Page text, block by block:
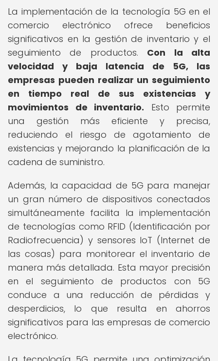
La implementación de la tecnología 5G en el
comercio electrónico ofrece beneficios
significativos en la gestión de inventario y el
seguimiento de productos. Con la alta
velocidad y baja latencia de 5G, las
empresas pueden realizar un seguimiento
en tiempo real de sus existencias y
movimientos de inventario. Esto permite
una gestión más eficiente y precisa,
reduciendo el riesgo de agotamiento de
existencias y mejorando la planificación de la
cadena de suministro.
Además, la capacidad de 5G para manejar
un gran número de dispositivos conectados
simultáneamente facilita la implementación
de tecnologías como RFID (Identificación por
Radiofrecuencia) y sensores IoT (Internet de
las cosas) para monitorear el inventario de
manera más detallada. Esta mayor precisión
en el seguimiento de productos con 5G
conduce a una reducción de pérdidas y
desperdicios, lo que resulta en ahorros
significativos para las empresas de comercio
electrónico.